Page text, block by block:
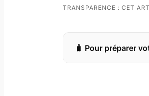
Informations
TRANSPARENCE : CET
Pour préparer